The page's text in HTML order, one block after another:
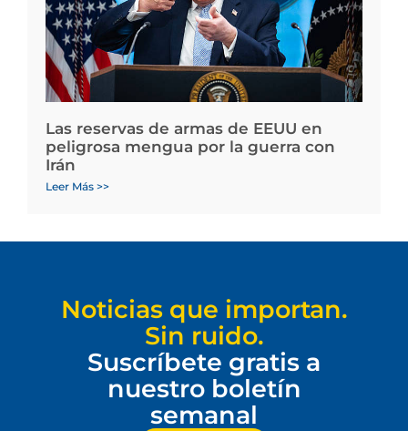
Las reservas de armas de EEUU en
peligrosa mengua por la guerra con
Irán
Leer Más >>
Noticias que importan.
Sin ruido.
Suscríbete gratis a
nuestro boletín
semanal